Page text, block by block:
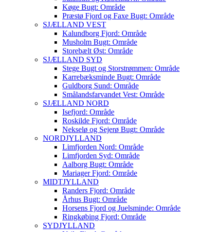
Køge Bugt: Område
Præstø Fjord og Faxe Bugt: Område
SJÆLLAND VEST
Kalundborg Fjord: Område
Musholm Bugt: Område
Storebælt Øst: Område
SJÆLLAND SYD
Stege Bugt og Storstrømmen: Område
Karrebæksminde Bugt: Område
Guldborg Sund: Område
Smålandsfarvandet Vest: Område
SJÆLLAND NORD
Isefjord: Område
Roskilde Fjord: Område
Nekselø og Sejerø Bugt: Område
NORDJYLLAND
Limfjorden Nord: Område
Limfjorden Syd: Område
Aalborg Bugt: Område
Mariager Fjord: Område
MIDTJYLLAND
Randers Fjord: Område
Århus Bugt: Område
Horsens Fjord og Juelsminde: Område
Ringkøbing Fjord: Område
SYDJYLLAND